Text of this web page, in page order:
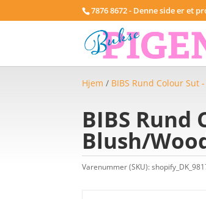
7876 8672 - Denne side er et
Hjem / BIBS Rund Colour Sut
BIBS Rund
Blush/
Varenummer (SKU):